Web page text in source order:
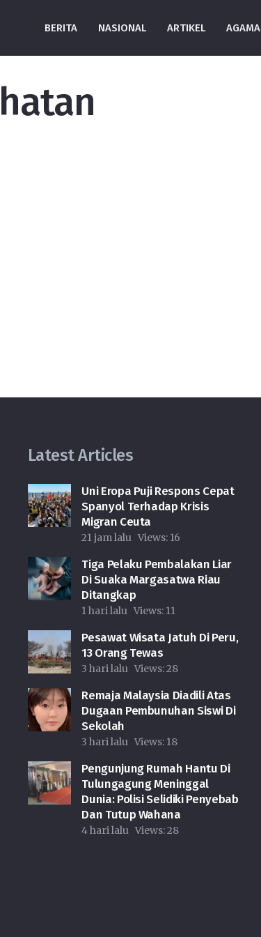
BERITA NASIONAL ARTIKEL AGAMA
Latest Articles
Uni Eropa Puji Respons Cepat
Spanyol Terhadap Krisis
Migran Ceuta
21 jam lalu Views: 16
Tiga Pelaku Pembalakan Liar
Di Suaka Margasatwa Riau
Ditangkap
1 hari lalu Views: 11
Pesawat Wisata Jatuh Di Peru,
13 Orang Tewas
3 hari lalu Views:28
Remaja Malaysia Diadili Atas
Dugaan Pembunuhan Siswi Di
Sekolah
3 hari lalu Views: 18
Pengunjung Rumah Hantu Di
Tulungagung Meninggal
Dunia: Polisi Selidiki Penyebab
Dan Tutup Wahana
4 hari lalu Views:28